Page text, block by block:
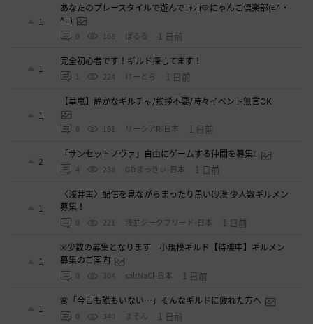
1
あなたのプレースタイルで遊んでﾆｬﾝｺ💛にゃんこ倶楽部(=^・
^=)
0 168 ぱるる 1 日前
1
完全初心者です！ギルド探してます！
1 224 けーとら 1 日前
1
【華嵐】静かなギルチャ/挨拶不要/時々イベント無言OK
0 191 リーシアR-日本 1 日前
2
「サンセットノヴァ」自由にゲームする仲間を募集‼️
4 238 GDまっきぃ-日本 1 日前
1
〈浅井軍〉配信を見ながらまったり黒い砂漠 少人数ギルメン
募集！
0 221 浅井ジークフリード-日本 1 日前
1
※少数の募集となります 小規模ギルド【待機中】ギルメン
募集のご案内
0 304 saltNaCl-日本 1 日前
1
🌸「今日も誰もいない…」そんなギルドに疲れた方へ
0 340 まそん 1 日前